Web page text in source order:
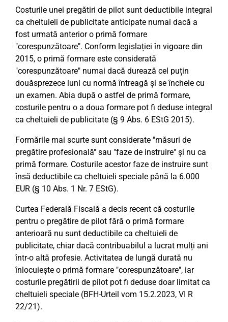
Costurile unei pregătiri de pilot sunt deductibile integral
ca cheltuieli de publicitate anticipate numai dacă a
fost urmată anterior o primă formare
"corespunzătoare". Conform legislației în vigoare din
2015, o primă formare este considerată
"corespunzătoare" numai dacă durează cel puțin
douăsprezece luni cu normă întreagă și se încheie cu
un examen. Abia după o astfel de primă formare,
costurile pentru o a doua formare pot fi deduse integral
ca cheltuieli de publicitate (§ 9 Abs. 6 EStG 2015).
Formările mai scurte sunt considerate "măsuri de
pregătire profesională" sau "faze de instruire" și nu ca
primă formare. Costurile acestor faze de instruire sunt
însă deductibile ca cheltuieli speciale până la 6.000
EUR (§ 10 Abs. 1 Nr. 7 EStG).
Curtea Federală Fiscală a decis recent că costurile
pentru o pregătire de pilot fără o primă formare
anterioară nu sunt deductibile ca cheltuieli de
publicitate, chiar dacă contribuabilul a lucrat mulți ani
într-o altă profesie. Activitatea de lungă durată nu
înlocuiește o primă formare "corespunzătoare", iar
costurile pregătirii de pilot pot fi deduse doar limitat ca
cheltuieli speciale (BFH-Urteil vom 15.2.2023, VI R
22/21).